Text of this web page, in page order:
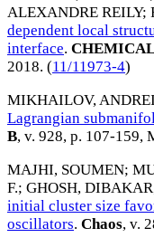
ALEXANDRE REILY;
dependent local
interface.
2018. (11/11973-4)
MIKHAILOV, ANDREI
Lagrangian
B, v. 928, p. 107-159,
MAJHI, SOUMEN;
F.; GHOSH, DIBAKAR
initial cluster size
oscillators. Chaos, v.